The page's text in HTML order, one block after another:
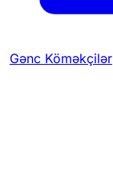
Gənc Köməkçilər